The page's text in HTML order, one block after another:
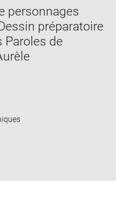
personnages
préparatoire
Paroles de